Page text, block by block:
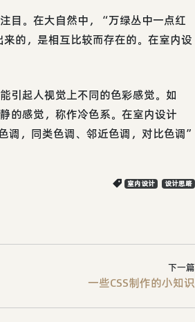
目。在大自然中，“万绿丛中一点红
的，是相互比较而存在的。在室内设
引起人视觉上不同的色彩感觉。如
的感觉，称作冷色系。在室内设计
调，同类色调、邻近色调，对比色调”
室内设计 设计思路
下一篇
一些CSS制作的小知识